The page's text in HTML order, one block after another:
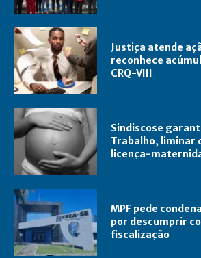
Justiça atende
reconhece
CRQ-VIII
Sindiscose
Trabalho, liminar
licença-
MPF pede
por descumprir
fiscalização